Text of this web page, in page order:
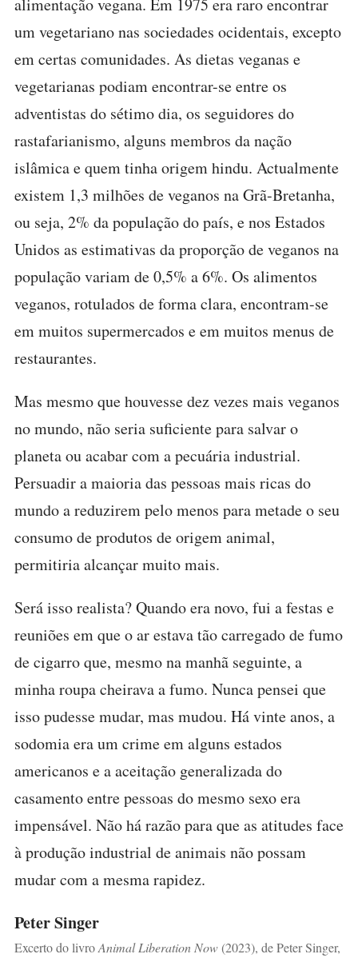
alimentação vegana. Em 1975 era raro encontrar
um vegetariano nas sociedades ocidentais, excepto
em certas comunidades. As dietas veganas e
vegetarianas podiam encontrar-se entre os
adventistas do sétimo dia, os seguidores do
rastafarianismo, alguns membros da nação
islâmica e quem tinha origem hindu. Actualmente
existem 1,3 milhões de veganos na Grã-Bretanha,
ou seja, 2% da população do país, e nos Estados
Unidos as estimativas da proporção de veganos na
população variam de 0,5% a 6%. Os alimentos
veganos, rotulados de forma clara, encontram-se
em muitos supermercados e em muitos menus de
restaurantes.
Mas mesmo que houvesse dez vezes mais veganos
no mundo, não seria suficiente para salvar o
planeta ou acabar com a pecuária industrial.
Persuadir a maioria das pessoas mais ricas do
mundo a reduzirem pelo menos para metade o seu
consumo de produtos de origem animal,
permitiria alcançar muito mais.
Será isso realista? Quando era novo, fui a festas e
reuniões em que o ar estava tão carregado de fumo
de cigarro que, mesmo na manhã seguinte, a
minha roupa cheirava a fumo. Nunca pensei que
isso pudesse mudar, mas mudou. Há vinte anos, a
sodomia era um crime em alguns estados
americanos e a aceitação generalizada do
casamento entre pessoas do mesmo sexo era
impensável. Não há razão para que as atitudes face
à produção industrial de animais não possam
mudar com a mesma rapidez.
Peter Singer
Excerto do livroAnimal Liberation Now(2023), de Peter Singer,